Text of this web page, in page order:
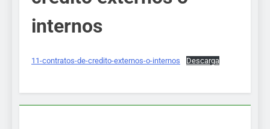
internos
11-contratos-de-credito-externos-o-internos Descarga